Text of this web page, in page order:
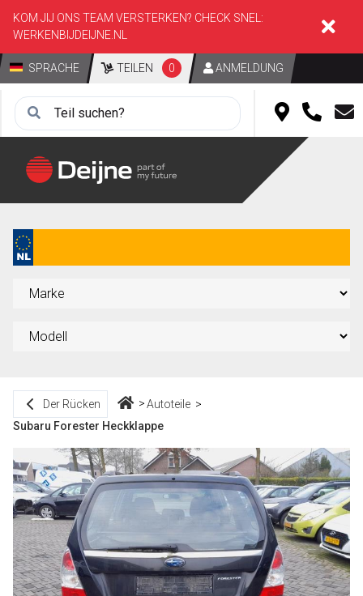
KOM JIJ ONS TEAM VERSTERKEN? CHECK SNEL:
WERKENBIJDEIJNE.NL
SPRACHE TEILEN 0 ANMELDUNG
Der Rücken
Autoteile
Subaru Forester Heckklappe